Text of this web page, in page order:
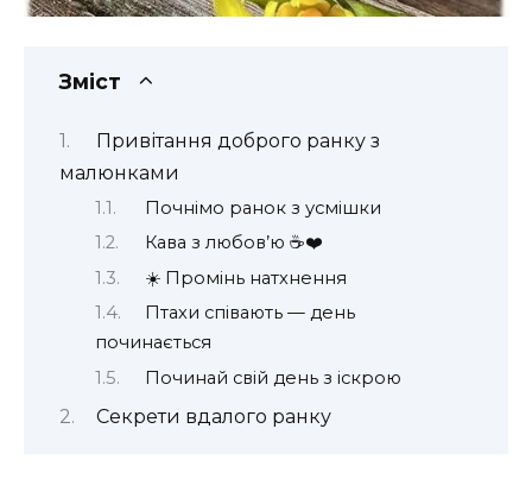
Зміст
Привітання доброго ранку з
малюнками
Почнімо ранок з усмішки
Кава з любов’ю ☕️❤️
☀️ Промінь натхнення
Птахи співають — день
починається
Починай свій день з іскрою
Секрети вдалого ранку